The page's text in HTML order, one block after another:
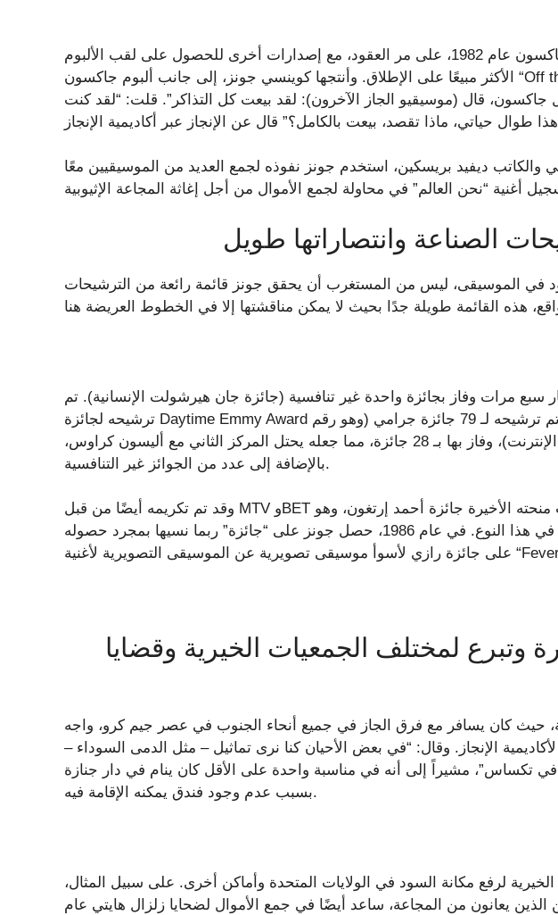
تنافس ألبوم “ثريلر” لمايكل جاكسون عام 1982، على مر العقود، مع إصدارات أخرى للحصول على لقب الألبوم
الأكثر مبيعًا على الإطلاق. وأنتجها كوينسي جونز، إلى جانب ألبوم جاكسون “Off the Wall” عام 1979 وإصداره “Bad”
لمايكل جاكسون، قال (موسيقيو الجاز الآخرون): لقد بيعت كل التذاكر”. قلت: “لقد كنت
الموسيقي والكاتب ديفيد بريسكين، استخدم جونز نفوذه لجمع العديد من الموسيقيين معًا
الصناعة وانتصاراتها طويل
في الموسيقى، ليس من المستغرب أن يحقق جونز قائمة رائعة من الترشيحات
سبع مرات وفاز بجائزة واحدة غير تنافسية (جائزة جان هيرشولت الإنسانية). تم
ترشيحه لجائزة Daytime Emmy Award أربع مرات، وفاز بها مرة واحدة. تم ترشيحه لـ 79 جائزة جرامي (وهو رقم
قياسي، وفقًا لموقع الصناعة على الإنترنت)، وفاز بها بـ 28 جائزة، مما جعله يحتل المركز الثاني مع أليسون كراوس،
بالإضافة إلى عدد من الجوائز غير التنافسية.
وقد تم تكريمه أيضًا من قبل MTV وBET وقاعة مشاهير الروك آند رول، حيث منحته الأخيرة جائزة أحمد إرتغون، وهو
شرف يُمنح للمحترفين غير المؤدين في هذا النوع. في عام 1986، حصل جونز على “جائزة” ربما نسيها بمجرد حصوله
وتبرع لمختلف الجمعيات الخيرية وقضايا
حيث كان يسافر مع فرق الجاز في جميع أنحاء الجنوب في عصر جيم كرو، واجه
الإنجاز. وقال: “في بعض الأحيان كنا نرى تماثيل – مثل الدمى السوداء –
تكساس”، مشيراً إلى أنه في مناسبة واحدة على الأقل كان ينام في دار جنازة
بسبب عدم وجود فندق يمكنه الإقامة فيه.
لرفع مكانة السود في الولايات المتحدة وأماكن أخرى. على سبيل المثال،
الذين يعانون من المجاعة، ساعد أيضًا في جمع الأموال لضحايا زلزال هايتي عام